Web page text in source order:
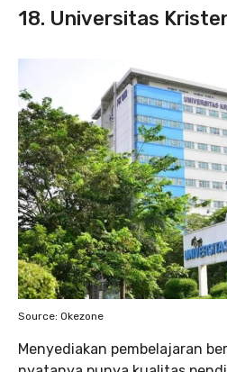
18. Universitas
Source: Okezone
Menyediakan pembelajaran